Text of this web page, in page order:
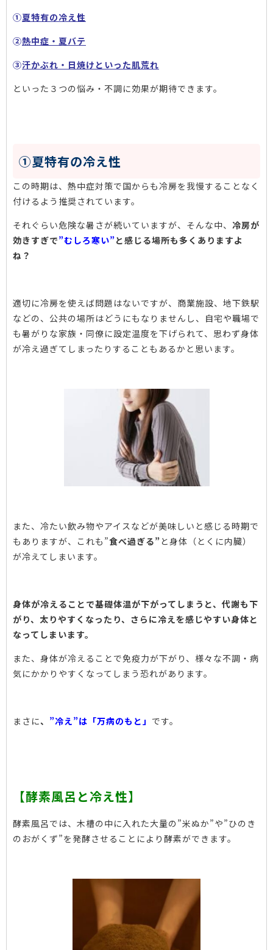
①夏特有の冷え性
②熱中症・夏バテ
③汗かぶれ・日焼けといった肌荒れ
といった３つの悩み・不調に効果が期待できます。
①夏特有の冷え性
この時期は、熱中症対策で国からも冷房を我慢することなく
付けるよう推奨されています。
それぐらい危険な暑さが続いていますが、そんな中、 冷房が
効きすぎで”むしろ寒い”と感じる場所も多くありますよ
ね？
適切に冷房を使えば問題はないですが、商業施設、地下鉄駅
などの、公共の場所はどうにもなりませんし、自宅や職場で
も暑がりな家族・同僚に設定温度を下げられて、思わず身体
が冷え過ぎてしまったりすることもあるかと思います。
また、冷たい飲み物やアイスなどが美味しいと感じる時期で
もありますが、これも”食べ過ぎる”と身体（とくに内臓）
が冷えてしまいます。
身体が冷えることで基礎体温が下がってしまうと、代謝も下
がり、太りやすくなったり、さらに冷えを感じやすい身体と
なってしまいます。
また、身体が冷えることで免疫力が下がり、様々な不調・病
気にかかりやすくなってしまう恐れがあります。
まさに、 ”冷え”は「万病のもと」 です。
【酵素風呂と冷え性】
酵素風呂では、木槽の中に入れた大量の”米ぬか”や”ひのき
のおがくず”を発酵させることにより酵素ができます。